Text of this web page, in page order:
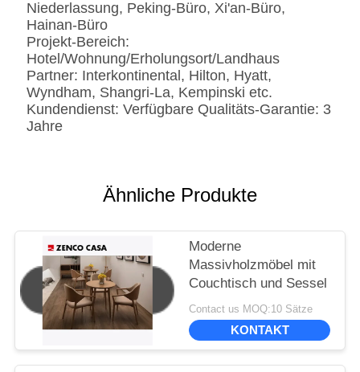
Niederlassung, Peking-Büro, Xi'an-Büro,
Hainan-Büro
Projekt-Bereich:
Hotel/Wohnung/Erholungsort/Landhaus
Partner: Interkontinental, Hilton, Hyatt,
Wyndham, Shangri-La, Kempinski etc.
Kundendienst: Verfügbare Qualitäts-Garantie: 3
Jahre
Ähnliche Produkte
Moderne
Massivholzmöbel mit
Couchtisch und Sessel
Contact us MOQ:10 Sätze
KONTAKT